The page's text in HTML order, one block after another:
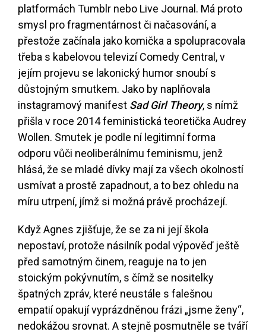
platformách Tumblr nebo Live Journal. Má proto
smysl pro fragmentárnost či načasování, a
přestože začínala jako komička a spolupracovala
třeba s kabelovou televizí Comedy Central, v
jejím projevu se lakonický humor snoubí s
důstojným smutkem. Jako by naplňovala
instagramový manifest Sad Girl Theory, s nímž
přišla v roce 2014 feministická teoretička Audrey
Wollen. Smutek je podle ní legitimní forma
odporu vůči neoliberálnímu feminismu, jenž
hlásá, že se mladé dívky mají za všech okolností
usmívat a prostě zapadnout, a to bez ohledu na
míru utrpení, jímž si možná právě procházejí.
Když Agnes zjišťuje, že se za ni její škola
nepostaví, protože násilník podal výpověď ještě
před samotným činem, reaguje na to jen
stoickým pokývnutím, s čímž se nositelky
špatných zpráv, které neustále s falešnou
empatií opakují vyprázdněnou frázi „jsme ženy“,
nedokážou srovnat. A stejně posmutněle se tváří